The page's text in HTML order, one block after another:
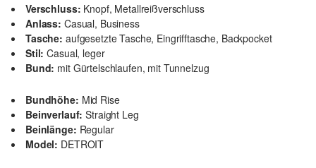
Verschluss: Knopf, Metallreißverschluss
Anlass: Casual, Business
Tasche: aufgesetzte Tasche, Eingrifftasche, Backpocket
Stil: Casual, leger
Bund: mit Gürtelschlaufen, mit Tunnelzug
Bundhöhe: Mid Rise
Beinverlauf: Straight Leg
Beinlänge: Regular
Model: DETROIT